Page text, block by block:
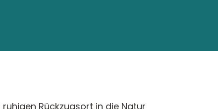
ruhigen Rückzugsort in die Natur